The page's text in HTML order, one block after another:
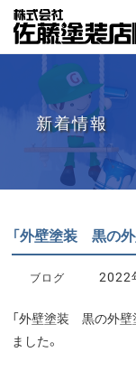
新着情報
「外壁塗装 黒の外
ブログ 2022
「外壁塗装 黒の外壁
ました。